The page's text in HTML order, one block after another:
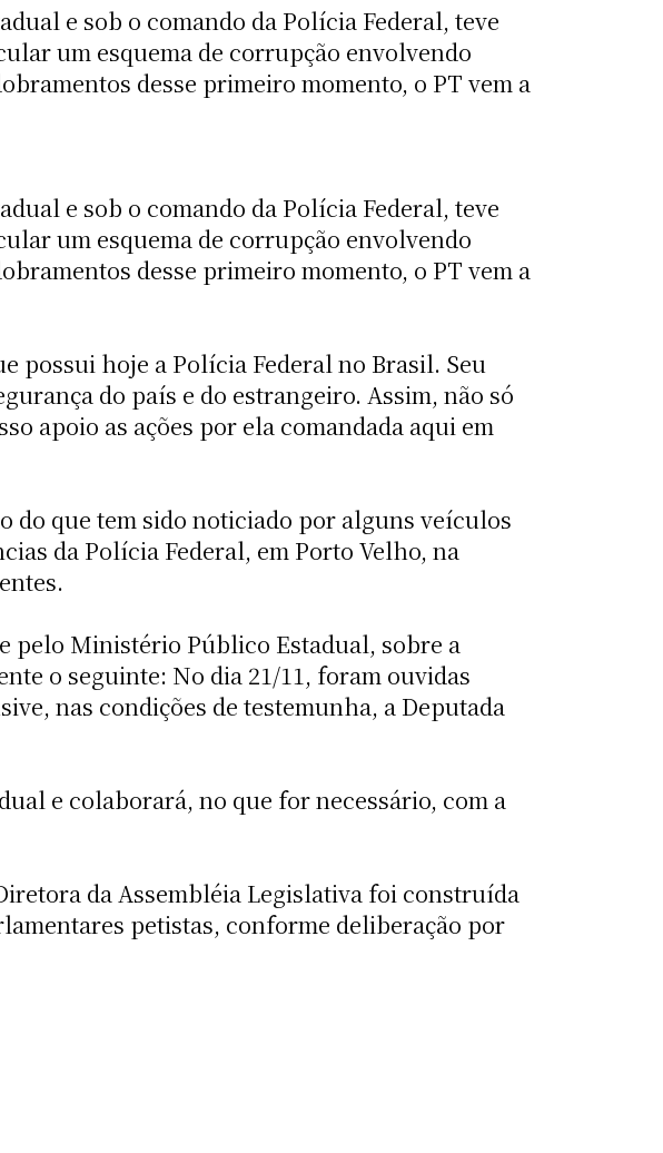
e sob o comando da Polícia Federal, teve
um esquema de corrupção envolvendo
desse primeiro momento, o PT vem a
e sob o comando da Polícia Federal, teve
um esquema de corrupção envolvendo
desse primeiro momento, o PT vem a
possui hoje a Polícia Federal no Brasil. Seu
do país e do estrangeiro. Assim, não só
apoio as ações por ela comandada aqui em
do que tem sido noticiado por alguns veículos
da Polícia Federal, em Porto Velho, na
pelo Ministério Público Estadual, sobre a
o seguinte: No dia 21/11, foram ouvidas
nas condições de testemunha, a Deputada
e colaborará, no que for necessário, com a
da Assembléia Legislativa foi construída
petistas, conforme deliberação por